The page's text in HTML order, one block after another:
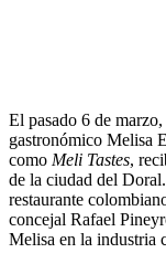
El pasado 6 de
gastronómico Melisa
como Meli Tastes,
de la ciudad del
restaurante
concejal Rafael
Melisa en la industria